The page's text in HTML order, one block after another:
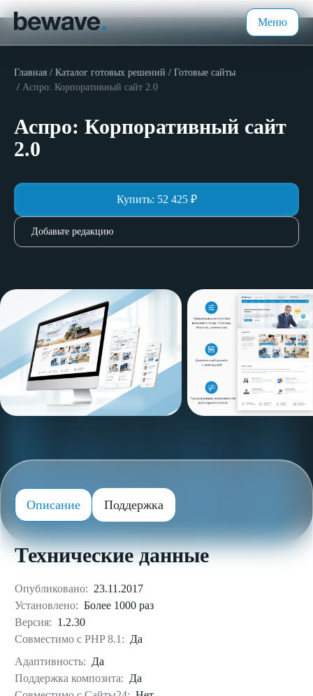
Меню
Главная Каталог готовых решений
Готовые сайты
Аспро: Корпоративный сайт 2.0
Аспро: Корпоративный сайт
2.0
Купить: 52 425₽
Добавьте редакцию
Описание Поддержка
Технические данные
Опубликовано: 23.11.2017
Установлено: Более 1000 раз
Версия: 1.2.30
Совместимо с PHP 8.1: Да
Адаптивность: Да
Поддержка композита: Да